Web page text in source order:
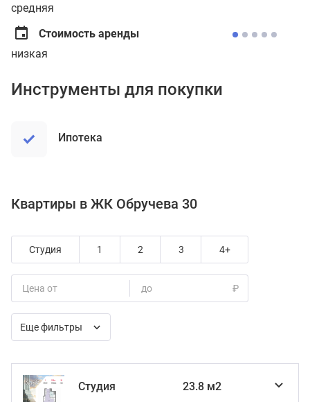
средняя
Стоимость аренды
низкая
Инструменты для покупки
ипотека
Квартиры в ЖК Обручева 30
Студия 1 2 3 4+
Цена от до ₽
Еще фильтры
Студия
23.8 м2